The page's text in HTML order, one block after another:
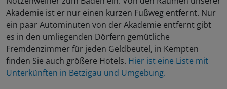
Akademie ist er nur einen kurzen Fußweg entfernt. Nur
ein paar Autominuten von der Akademie entfernt gibt
es in den umliegenden Dörfern gemütliche
Fremdenzimmer für jeden Geldbeutel, in Kempten
finden Sie auch größere Hotels. Hier ist eine Liste mit
Unterkünften in Betzigau und Umgebung.